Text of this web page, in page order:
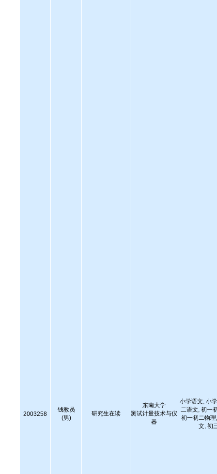
2003258
钱教员
(男)
研究生在读
东南大学
测试计量技术与仪
器
小学语文, 小
二语文, 初一
初一初二物
文, 初